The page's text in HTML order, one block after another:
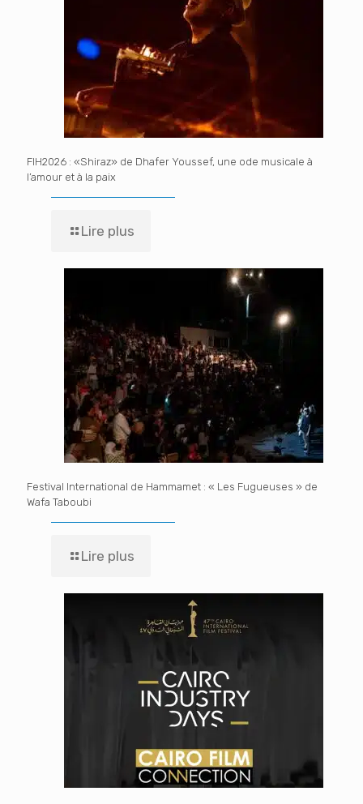
FIH2026 : «Shiraz» de Dhafer Youssef, une ode musicale à
l’amour et à la paix
Lire plus
Festival International de Hammamet : « Les Fugueuses » de
Wafa Taboubi
Lire plus